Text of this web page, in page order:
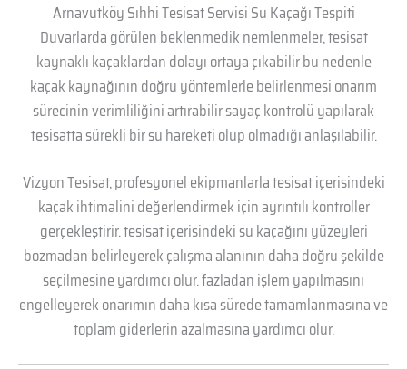
Arnavutköy Sıhhi Tesisat Servisi Su Kaçağı Tespiti
Duvarlarda görülen beklenmedik nemlenmeler, tesisat
kaynaklı kaçaklardan dolayı ortaya çıkabilir bu nedenle
kaçak kaynağının doğru yöntemlerle belirlenmesi onarım
sürecinin verimliliğini artırabilir sayaç kontrolü yapılarak
tesisatta sürekli bir su hareketi olup olmadığı anlaşılabilir.
Vizyon Tesisat, profesyonel ekipmanlarla tesisat içerisindeki
kaçak ihtimalini değerlendirmek için ayrıntılı kontroller
gerçekleştirir. tesisat içerisindeki su kaçağını yüzeyleri
bozmadan belirleyerek çalışma alanının daha doğru şekilde
seçilmesine yardımcı olur. fazladan işlem yapılmasını
engelleyerek onarımın daha kısa sürede tamamlanmasına ve
toplam giderlerin azalmasına yardımcı olur.